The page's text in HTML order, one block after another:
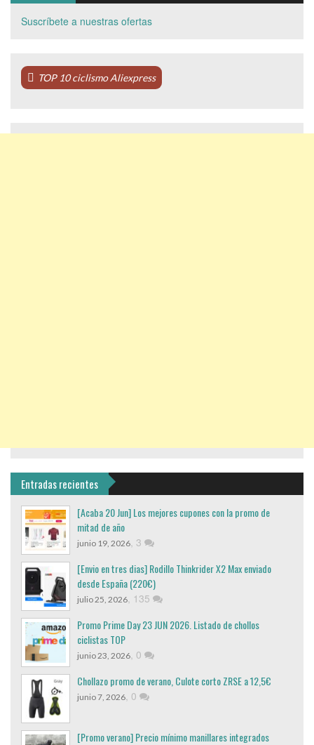
Suscríbete a nuestras ofertas
TOP 10 ciclismo Aliexpress
Entradas recientes
[Acaba 20 Jun] Los mejores cupones con la promo de
mitad de año
junio 19, 2026, 3
[Envio en tres dias] Rodillo Thinkrider X2 Max enviado
desde España (220€)
julio 25, 2026, 135
Promo Prime Day 23 JUN 2026. Listado de chollos
ciclistas TOP
junio 23, 2026, 0
Chollazo promo de verano, Culote corto ZRSE a 12,5€
junio 7, 2026, 0
[Promo verano] Precio mínimo manillares integrados